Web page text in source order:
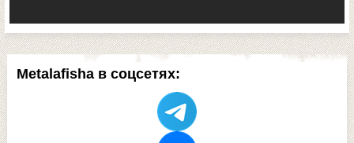
Metalafisha в соцсетях: